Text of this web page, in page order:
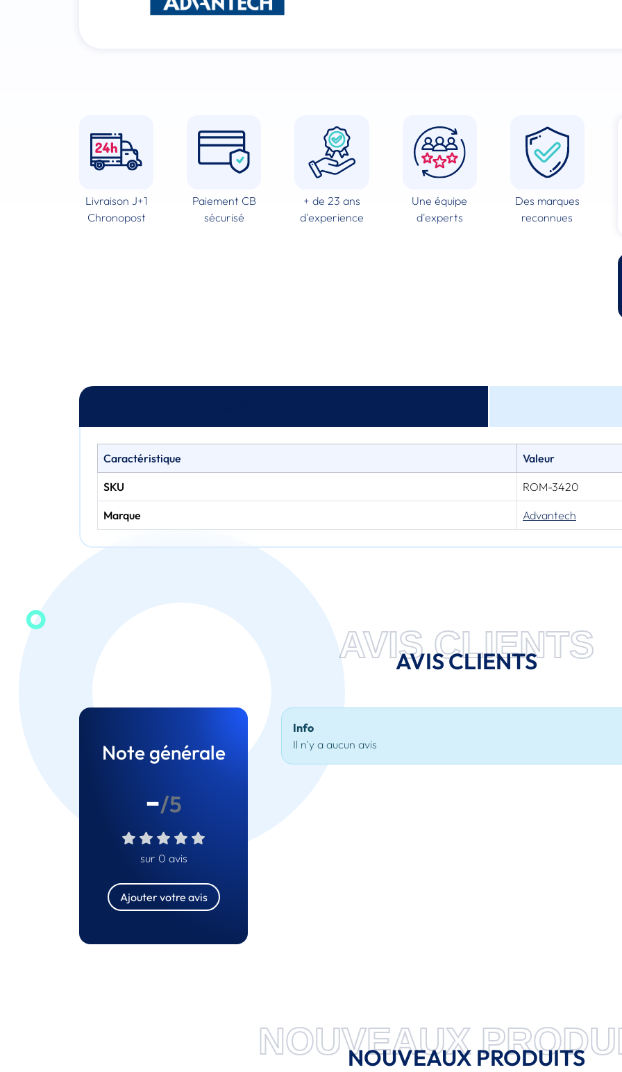
Livraison J+1
Chronopost
Paiement CB
sécurisé
+ de 23 ans
d'experience
Une équipe
d'experts
Des marques
reconnues
Caractéristique Valeur
SKU ROM-3420
Marque Advantech
AVIS CLIENTS
AVIS CLIENTS
Note générale
-/5
sur 0 avis
Ajouter votre avis
Info
Il n'y a aucun avis
NOUVEAUX PRODUITS
NOUVEAUX